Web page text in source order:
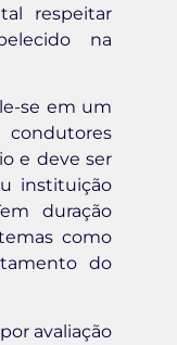
respeitar
na
se em um
e deve ser
instituição
duração
como
do
avaliação